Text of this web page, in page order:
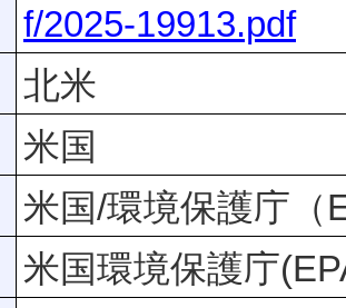
f/2025-19913.pdf
北米
米国
米国/環境保護庁（
米国環境保護庁